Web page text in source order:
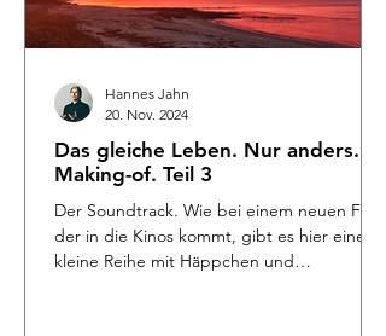
Das gleiche Leben. Nur anders.
Making-of. Teil 3
Der Soundtrack. Wie bei einem neuen Film,
der in die Kinos kommt, gibt es hier eine
kleine Reihe mit Häppchen und
Hannes Jahn
20. Nov. 2024